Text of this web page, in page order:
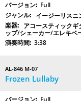
Full
イージーリスニ
アコースティック
ップ/シェーカー/エレキベ
3:38
AL-846 M-07
Frozen Lullaby